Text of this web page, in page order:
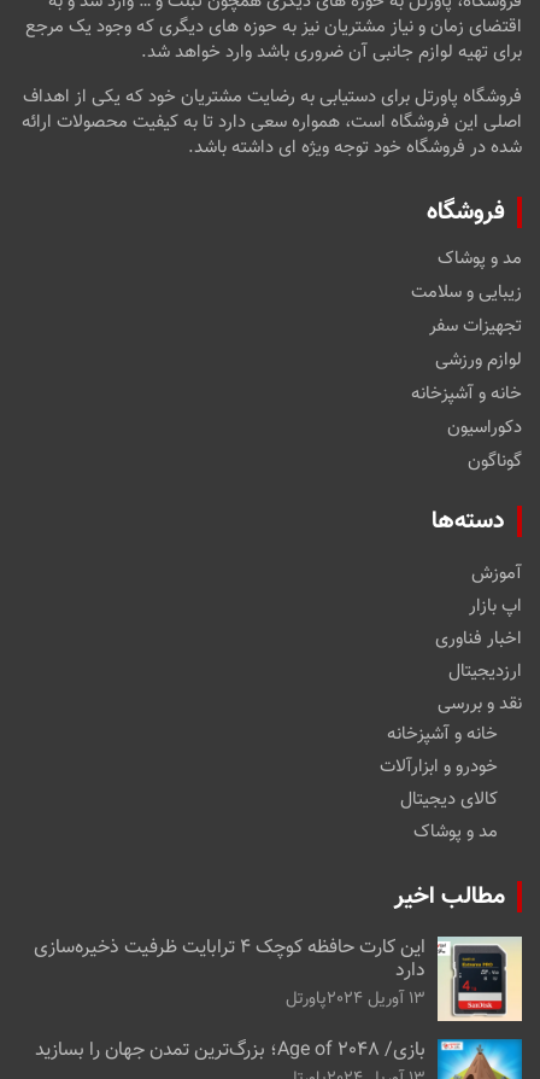
اقتضای زمان و نیاز مشتریان نیز به حوزه های دیگری که وجود یک مرجع
برای تهیه لوازم جانبی آن ضروری باشد وارد خواهد شد.
فروشگاه پاورتل برای دستیابی به رضایت مشتریان خود که یکی از اهداف
اصلی این فروشگاه است، همواره سعی دارد تا به کیفیت محصولات ارائه
شده در فروشگاه خود توجه ویژه ای داشته باشد.
فروشگاه
مد و پوشاک
زیبایی و سلامت
تجهیزات سفر
لوازم ورزشی
خانه و آشپزخانه
دکوراسیون
گوناگون
دسته‌ها
آموزش
اپ بازار
اخبار فناوری
ارزدیجیتال
نقد و بررسی
خانه و آشپزخانه
خودرو و ابزارآلات
کالای دیجیتال
مد و پوشاک
مطالب اخیر
این کارت حافظه کوچک ۴ ترابایت ظرفیت ذخیره‌سازی
دارد
13 آوریل 2024 پاورتل
بازی/ Age of 2048؛ بزرگ‌ترین تمدن جهان را بسازید